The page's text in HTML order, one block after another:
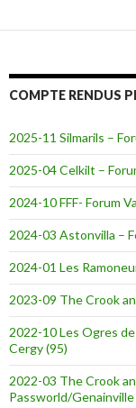
COMPTE RENDUS
2025-11 Silmarils –
2025-04 Celkilt –
2024-10 FFF- Forum
2024-03 Astonvilla –
2024-01 Les
2023-09 The Crook
2022-10 Les Ogres
Cergy (95)
2022-03 The Crook
Passworld/Genainville